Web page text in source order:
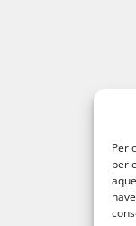
Per
per